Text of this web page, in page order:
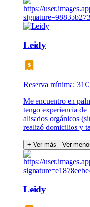
Leidy
Reserva mínima: 31€
Me encuentro en
tengo experiencia de
alisados orgánicos
realizó domicilios y
+ Ver más - Ver
Leidy